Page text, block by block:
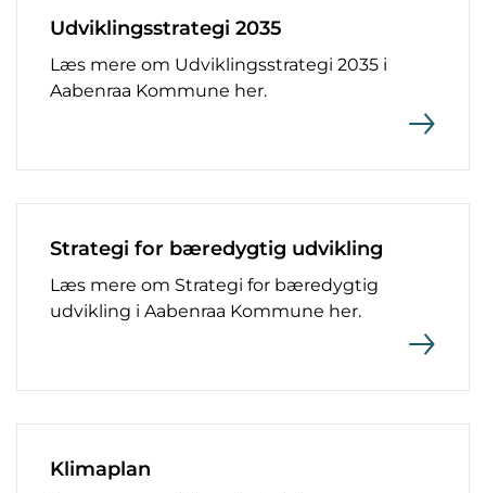
Udviklingsstrategi 2035
Læs mere om Udviklingsstrategi 2035 i
Aabenraa Kommune her.
Strategi for bæredygtig udvikling
Læs mere om Strategi for bæredygtig
udvikling i Aabenraa Kommune her.
Klimaplan